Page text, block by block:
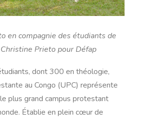
en compagnie des étudiants de
Prieto pour Défap
dont 300 en théologie,
au Congo (UPC) représente
plus grand campus protestant
Établie en plein cœur de